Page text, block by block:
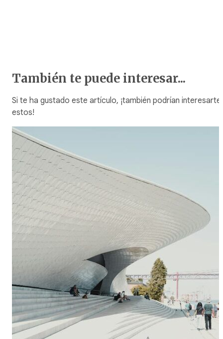
También te puede interesar...
Si te ha gustado este artículo, ¡también podrían interesarte
estos!